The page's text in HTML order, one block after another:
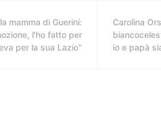
mamma di Guerini:
l'ho fatto per
per la sua Lazio"
Carolina
io e papà